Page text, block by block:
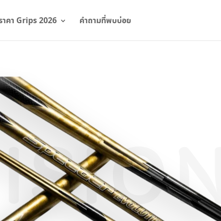
าคา Grips 2026 คำถามที่พบบ่อย